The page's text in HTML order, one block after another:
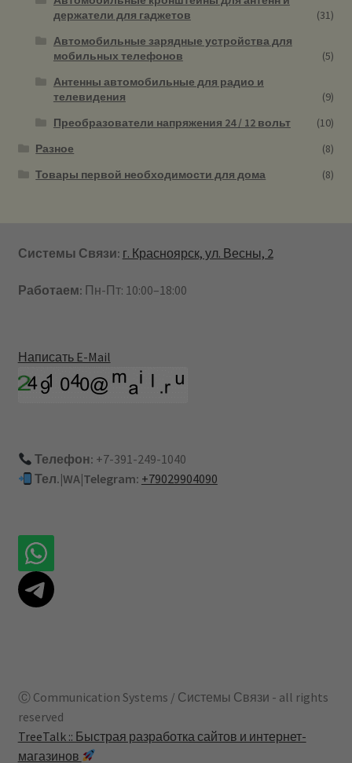
держатели для гаджетов
(31)
Автомобильные зарядные устройства для
мобильных телефонов
(5)
Антенны автомобильные для радио и
телевидения
(9)
Преобразователи напряжения 24 / 12 вольт
(10)
Разное
(8)
Товары первой необходимости для дома
(8)
Системы Связи: г. Красноярск, ул. Весны, 2
Работаем: Пн-Пт: 10:00–18:00
Написать E-Mail
Телефон: +7-391-249-1040
Тел.|WA|Telegram: +79029904090
Ⓒ Communication Systems / Системы Связи - all rights
reserved
TreeTalk :: Быстрая разработка сайтов и интернет-
магазинов